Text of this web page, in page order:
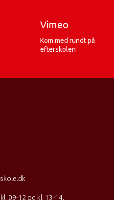
Vimeo
Kom med rundt på
efterskolen
09-12 og kl. 13-14.